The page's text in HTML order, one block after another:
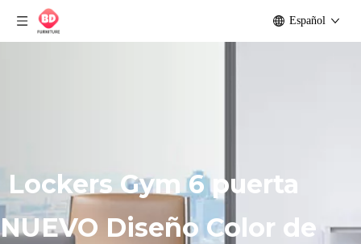
Español
Lockers Gym 6 puerta
NUEVO Diseño Color de